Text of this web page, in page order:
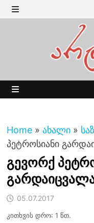
Skip
to MENU
Home » ახალი »
პეტროსიანი
გევორქ
05.07.2017
კითხვის დრო: 1 წთ.